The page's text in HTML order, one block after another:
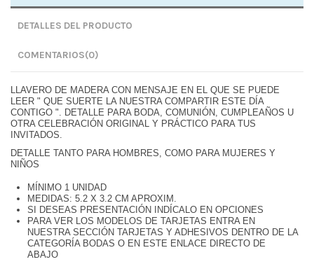
DETALLES DEL PRODUCTO
COMENTARIOS(0)
LLAVERO DE MADERA CON MENSAJE EN EL QUE SE PUEDE
LEER " QUE SUERTE LA NUESTRA COMPARTIR ESTE DÍA
CONTIGO ". DETALLE PARA BODA, COMUNIÓN, CUMPLEAÑOS U
OTRA CELEBRACIÓN ORIGINAL Y PRÁCTICO PARA TUS
INVITADOS.
DETALLE TANTO PARA HOMBRES, COMO PARA MUJERES Y
NIÑOS
MÍNIMO 1 UNIDAD
MEDIDAS: 5.2 X 3.2 CM APROXIM.
SI DESEAS PRESENTACIÓN INDÍCALO EN OPCIONES
PARA VER LOS MODELOS DE TARJETAS ENTRA EN
NUESTRA SECCIÓN TARJETAS Y ADHESIVOS DENTRO DE LA
CATEGORÍA BODAS O EN ESTE ENLACE DIRECTO DE
ABAJO